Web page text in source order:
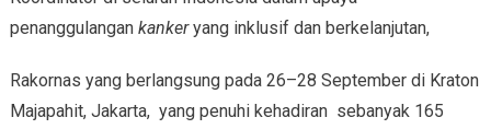
penanggulangan kankeryang inklusif dan berkelanjutan,
Rakornas yang berlangsung pada 26–28 September di Kraton
Majapahit, Jakarta, yang penuhi kehadiran sebanyak 165